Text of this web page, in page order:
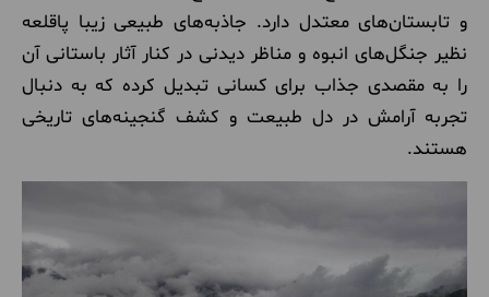
و تابستان‌های معتدل دارد. جاذبه‌های طبیعی زیبا پاقلعه
نظیر جنگل‌های انبوه و مناظر دیدنی در کنار آثار باستانی آن
را به مقصدی جذاب برای کسانی تبدیل کرده که به دنبال
تجربه‌ آرامش در دل طبیعت و کشف گنجینه‌های تاریخی
هستند.